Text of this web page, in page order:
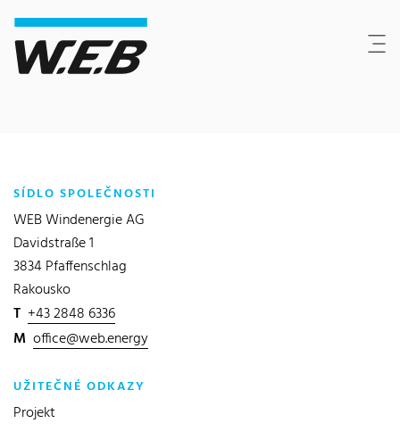
Content Area
Hledat
Main navigation
Sídlo společnosti
Footer
SÍDLO SPOLEČNOSTI
WEB Windenergie AG
Davidstraße 1
3834 Pfaffenschlag
Rakousko
T +43 2848 6336
M office@web.energy
UŽITEČNÉ ODKAZY
Projekt